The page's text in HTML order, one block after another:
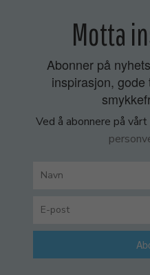
Motta
Abonner på
inspirasjon,
Ved å abonnere på